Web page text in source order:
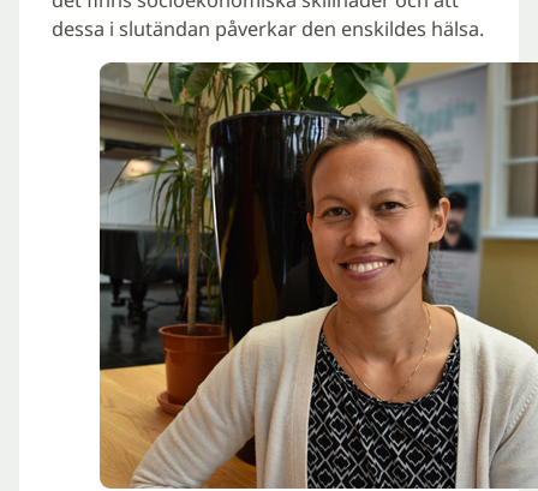
dessa i slutändan påverkar den enskildes hälsa.